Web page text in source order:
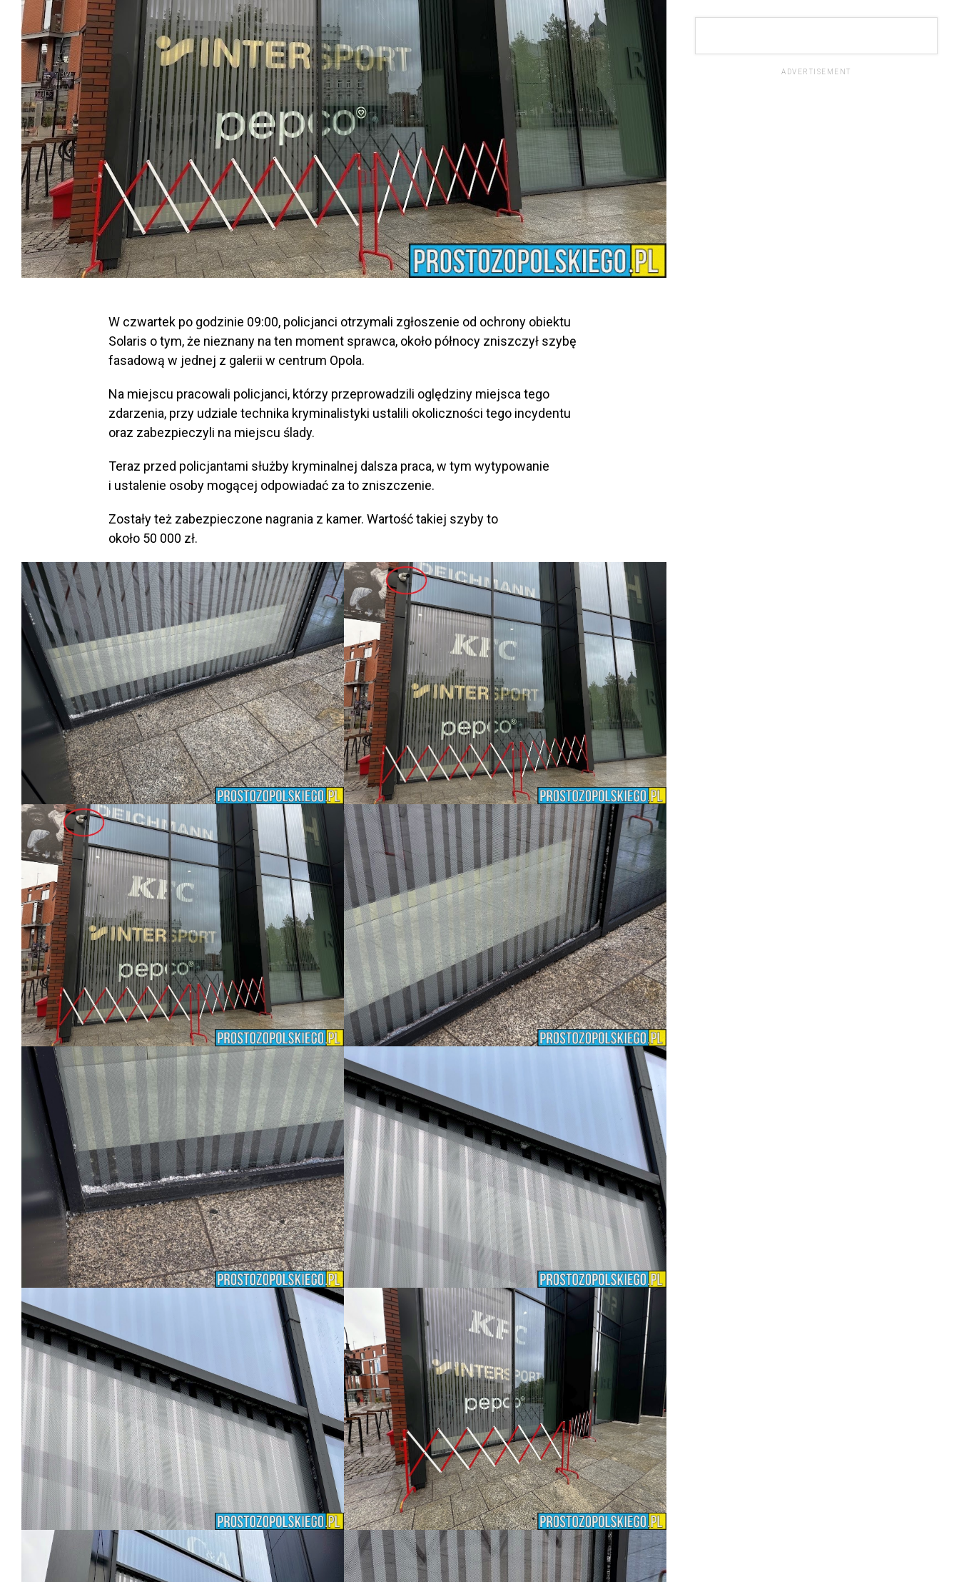
W czwartek po godzinie 09:00, policjanci otrzymali zgłoszenie od ochrony obiektu
Solaris o tym, że nieznany na ten moment sprawca, około północy zniszczył szybę
fasadową w jednej z galerii w centrum Opola.
Na miejscu pracowali policjanci, którzy przeprowadzili oględziny miejsca tego
zdarzenia, przy udziale technika kryminalistyki ustalili okoliczności tego incydentu
oraz zabezpieczyli na miejscu ślady.
Teraz przed policjantami służby kryminalnej dalsza praca, w tym wytypowanie
i ustalenie osoby mogącej odpowiadać za to zniszczenie.
Zostały też zabezpieczone nagrania z kamer. Wartość takiej szyby to
około 50 000 zł.
ADVERTISEMENT